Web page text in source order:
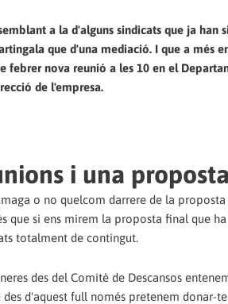
a la d'alguns sindicats que ja han
que d'una mediació. I que a més
febrer nova reunió a les 10 en el
de l'empresa.
i una proposta
o no quelcom darrere de la
que si ens mirem la proposta final que
totalment de contingut.
des del Comitè de Descansos
des d'aquest full només pretenem